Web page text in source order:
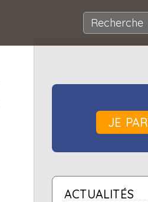
JE
ACTUALITÉS